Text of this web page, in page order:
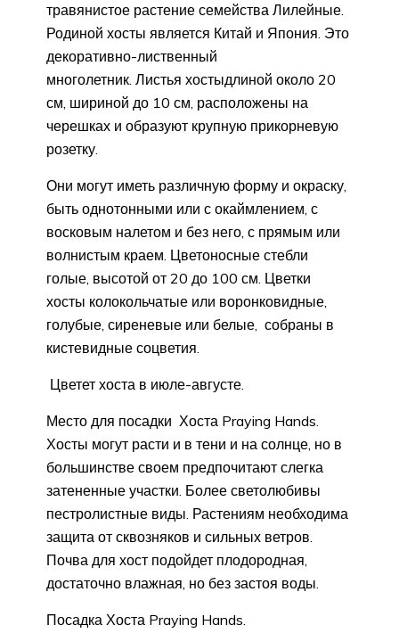
травянистое растение семейства Лилейные.
Родиной хосты является Китай и Япония. Это
декоративно-лиственный
многолетник. Листья хостыдлиной около 20
см, шириной до 10 см, расположены на
черешках и образуют крупную прикорневую
розетку.
Они могут иметь различную форму и окраску,
быть однотонными или с окаймлением, с
восковым налетом и без него, с прямым или
волнистым краем. Цветоносные стебли
голые, высотой от 20 до 100 см. Цветки
хосты колокольчатые или воронковидные,
голубые, сиреневые или белые, собраны в
кистевидные соцветия.
Цветет хоста в июле-августе.
Место для посадки Хоста Praying Hands.
Хосты могут расти и в тени и на солнце, но в
большинстве своем предпочитают слегка
затененные участки. Более светолюбивы
пестролистные виды. Растениям необходима
защита от сквозняков и сильных ветров.
Почва для хост подойдет плодородная,
достаточно влажная, но без застоя воды.
Посадка Хоста Praying Hands.